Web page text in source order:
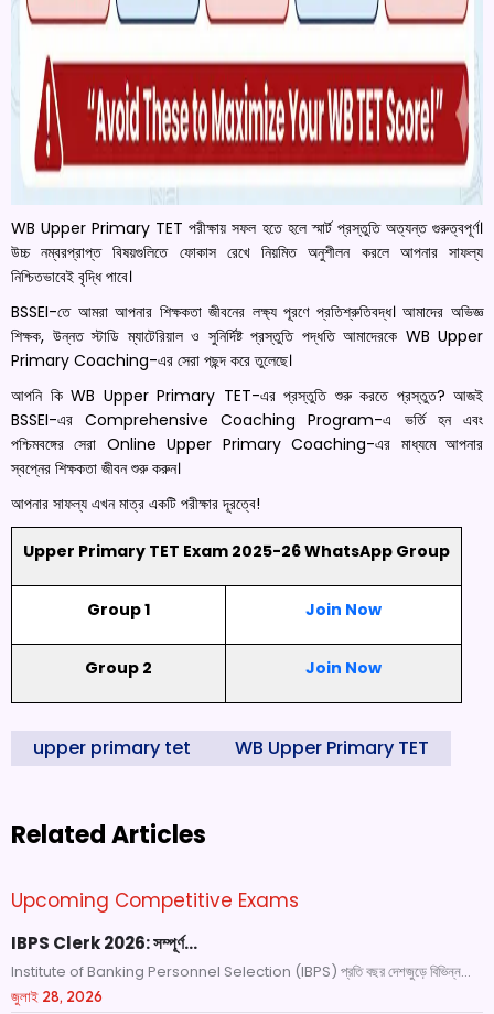
WB Upper Primary TET পরীক্ষায় সফল হতে হলে স্মার্ট প্রস্তুতি অত্যন্ত গুরুত্বপূর্ণ।
উচ্চ নম্বরপ্রাপ্ত বিষয়গুলিতে ফোকাস রেখে নিয়মিত অনুশীলন করলে আপনার সাফল্য
নিশ্চিতভাবেই বৃদ্ধি পাবে।
BSSEI-তে আমরা আপনার শিক্ষকতা জীবনের লক্ষ্য পূরণে প্রতিশ্রুতিবদ্ধ। আমাদের অভিজ্ঞ
শিক্ষক, উন্নত স্টাডি ম্যাটেরিয়াল ও সুনির্দিষ্ট প্রস্তুতি পদ্ধতি আমাদেরকে WB Upper
Primary Coaching-এর সেরা পছন্দ করে তুলেছে।
আপনি কি WB Upper Primary TET-এর প্রস্তুতি শুরু করতে প্রস্তুত? আজই
BSSEI-এর Comprehensive Coaching Program-এ ভর্তি হন এবং
পশ্চিমবঙ্গের সেরা Online Upper Primary Coaching-এর মাধ্যমে আপনার
স্বপ্নের শিক্ষকতা জীবন শুরু করুন।
আপনার সাফল্য এখন মাত্র একটি পরীক্ষার দূরত্বে!
Upper Primary TET Exam 2025-26 WhatsApp Group
Group 1 Join Now
Group 2 Join Now
upper primary tet WB Upper Primary TET
Related Articles
Upcoming Competitive Exams
IBPS Clerk 2026: সম্পূর্ণ…
Institute of Banking Personnel Selection (IBPS) প্রতি বছর দেশজুড়ে বিভিন্ন...
জুলাই 28, 2026